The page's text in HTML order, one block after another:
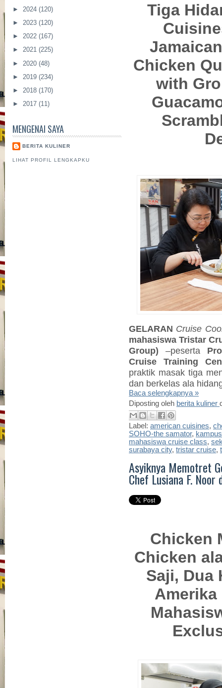
► 2024 (120)
► 2023 (120)
► 2022 (167)
► 2021 (225)
► 2020 (48)
► 2019 (234)
► 2018 (170)
► 2017 (11)
MENGENAI SAYA
BERITA KULINER
LIHAT PROFIL LENGKAPKU
Tiga
Chicken
with
GELARAN Cruise
mahasiswa Tristar
Group) –peserta
Cruise Training
praktik masak tiga
dan berkelas ala
Baca selengkapnya »
Diposting oleh berita kuliner
Label: american cuisines,
SOHO-the samator,
mahasiswa cruise class,
surabaya city, tristar cruise,
Asyiknya Memotret
Chef Lusiana F.
Chicken
Chicken
Saji, Dua
Amerika